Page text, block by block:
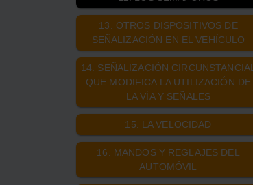
13. OTROS DISPOSITIVOS DE
SEÑALIZACIÓN EN EL VEHÍCULO
14. SEÑALIZACIÓN CIRCUNSTANCIAL
QUE MODIFICA LA UTILIZACIÓN DE
LA VÍA Y SEÑALES
15. LA VELOCIDAD
16. MANDOS Y REGLAJES DEL
AUTOMÓVIL